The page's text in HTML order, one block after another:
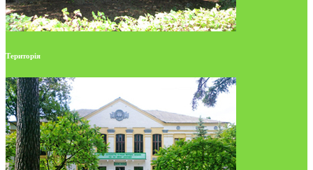
Територія